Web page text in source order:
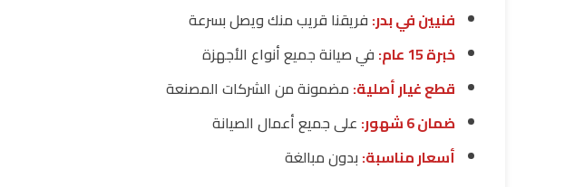
فنيين في بدر: فريقنا قريب منك ويصل بسرعة
خبرة 15 عام:
في صيانة جميع أنواع الأجهزة
قطع غيار أصلية: مضمونة من الشركات المصنعة
ضمان 6 شهور:
على جميع أعمال الصيانة
أسعار مناسبة: بدون مبالغة